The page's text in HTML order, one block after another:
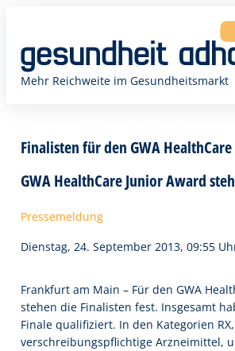
springen
Mehr Reichweite im Gesundheitsmarkt
Finalisten für den GWA
GWA HealthCare Junior Award
Pressemeldung
Dienstag, 24. September 2013, 09:55
Frankfurt am Main – Für den GWA
stehen die Finalisten fest. Insgesamt
Finale qualifiziert. In den Kategorien RX,
verschreibungspflichtige Arzneimittel,